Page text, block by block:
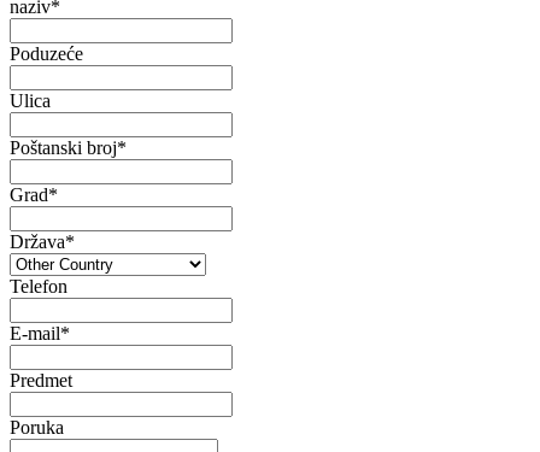
naziv*
Poduzeće
Ulica
Poštanski broj*
Grad*
Država*
Telefon
E-mail*
Predmet
Poruka